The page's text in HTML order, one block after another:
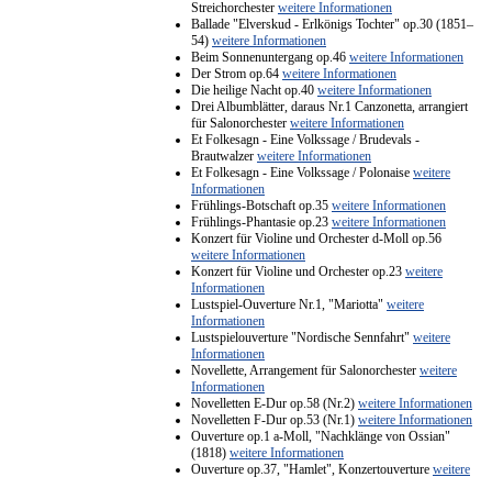
Streichorchester weitere Informationen
Ballade "Elverskud - Erlkönigs Tochter" op.30 (1851–
54) weitere Informationen
Beim Sonnenuntergang op.46 weitere Informationen
Der Strom op.64 weitere Informationen
Die heilige Nacht op.40 weitere Informationen
Drei Albumblätter, daraus Nr.1 Canzonetta, arrangiert
für Salonorchester weitere Informationen
Et Folkesagn - Eine Volkssage / Brudevals -
Brautwalzer weitere Informationen
Et Folkesagn - Eine Volkssage / Polonaise weitere
Informationen
Frühlings-Botschaft op.35 weitere Informationen
Frühlings-Phantasie op.23 weitere Informationen
Konzert für Violine und Orchester d-Moll op.56
weitere Informationen
Konzert für Violine und Orchester op.23 weitere
Informationen
Lustspiel-Ouverture Nr.1, "Mariotta" weitere
Informationen
Lustspielouverture "Nordische Sennfahrt" weitere
Informationen
Novellette, Arrangement für Salonorchester weitere
Informationen
Novelletten E-Dur op.58 (Nr.2) weitere Informationen
Novelletten F-Dur op.53 (Nr.1) weitere Informationen
Ouverture op.1 a-Moll, "Nachklänge von Ossian"
(1818) weitere Informationen
Ouverture op.37, "Hamlet", Konzertouverture weitere